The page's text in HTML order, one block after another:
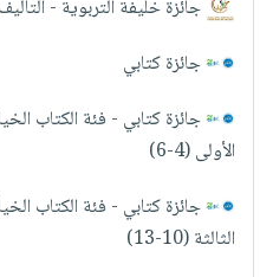
بالأسنان
الحمية
الأوعية
والتخزين
أدوات
مبيعاً
العودة
اكسسوارات
كتب
اكسسوارات
منزلية
مجاني
بنود
اشتراكات
كل
صندوق
بحث
متقدم
جائزة خليفة التربوية -
جائزة كتابي
جائزة كتابي - فئة الكتاب
الأولى (4-6)
جائزة كتابي - فئة الكتاب
الثالثة (10-13)